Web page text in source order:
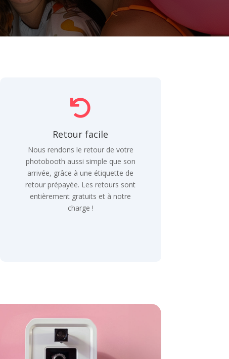

Retour facile
Nous rendons le retour de votre
photobooth aussi simple que son
arrivée, grâce à une étiquette de
retour prépayée. Les retours sont
entièrement gratuits et à notre
charge !